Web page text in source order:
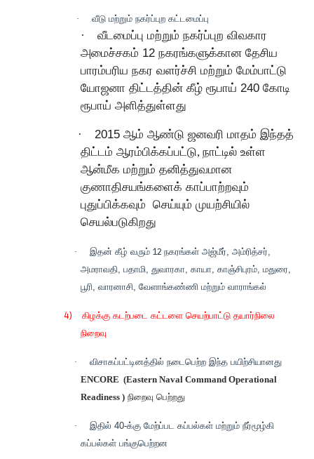
· வீடு மற்றும் நகர்ப்புற கட்டமைப்பு
·
வீடமைப்பு மற்றும் நகர்ப்புற விவகார
அமைச்சகம் 12 நகரங்களுக்கான தேசிய
பாரம்பரிய நகர வளர்ச்சி மற்றும் மேம்பாட்டு
யோஜனா திட்டத்தின் கீழ் ரூபாய் 240 கோடி
ரூபாய் அளித்துள்ளது
·
2015 ஆம் ஆண்டு ஜனவரி மாதம் இந்தத்
திட்டம் ஆரம்பிக்கப்பட்டு, நாட்டில் உள்ள
ஆன்மீக மற்றும் தனித்துவமான
குணாதிசயங்களைக் காப்பாற்றவும்
புதுப்பிக்கவும் செய்யும் முயற்சியில்
செயல்படுகிறது
· இதன் கீழ் வரும் 12 நகரங்கள் அஜ்மீர், அம்ரித்சர்,
அமராவதி, பதாமி, துவாரகா, காயா, காஞ்சிபுரம், மதுரை,
பூரி, வாரனாசி, வேளாங்கண்ணி மற்றும் வாராங்கல்
4)
கிழக்கு கடற்படை கட்டளை செயற்பாட்டு தயார்நிலை
நிறைவு
·
விசாகப்பட்டினத்தில் நடைபெற்ற இந்த பயிற்சியானது
ENCORE (Eastern Naval Command Operational
Readiness ) நிறைவு பெற்றது
·
இதில் 40-க்கு மேற்ப்பட கப்பல்கள் மற்றும் நீர்மூழ்கி
கப்பல்கள் பங்குபெற்றன